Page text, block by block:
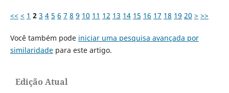
<< < 1 2 3 4 5 6 7 8 9 10 11 12 13 14 15 16 17 18 19 20 > >>
Você também pode iniciar uma pesquisa avançada por
similaridadepara este artigo.
Edição Atual